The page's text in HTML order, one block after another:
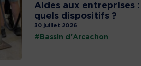
Aides aux entreprises :
quels dispositifs ?
30 juillet 2026
#Bassin d'Arcachon